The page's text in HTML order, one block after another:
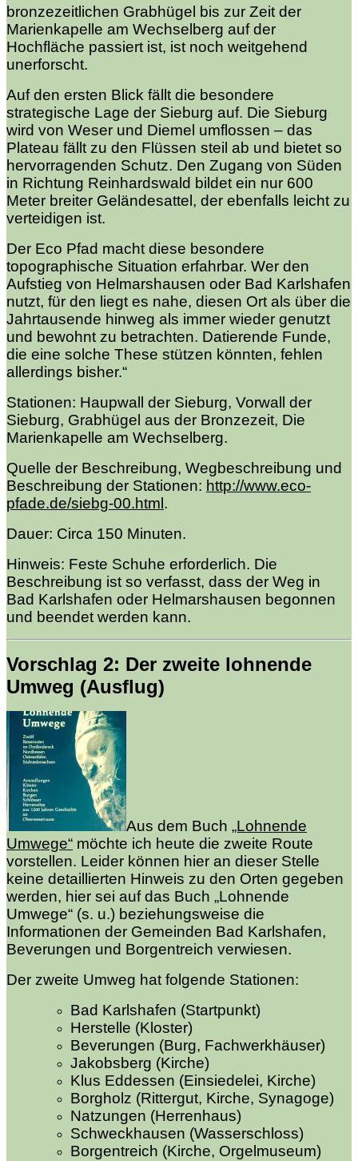
bronzezeitlichen Grabhügel bis zur Zeit der
Marienkapelle am Wechselberg auf der
Hochfläche passiert ist, ist noch weitgehend
unerforscht.
Auf den ersten Blick fällt die besondere
strategische Lage der Sieburg auf. Die Sieburg
wird von Weser und Diemel umflossen – das
Plateau fällt zu den Flüssen steil ab und bietet so
hervorragenden Schutz. Den Zugang von Süden
in Richtung Reinhardswald bildet ein nur 600
Meter breiter Geländesattel, der ebenfalls leicht zu
verteidigen ist.
Der Eco Pfad macht diese besondere
topographische Situation erfahrbar. Wer den
Aufstieg von Helmarshausen oder Bad Karlshafen
nutzt, für den liegt es nahe, diesen Ort als über die
Jahrtausende hinweg als immer wieder genutzt
und bewohnt zu betrachten. Datierende Funde,
die eine solche These stützen könnten, fehlen
allerdings bisher.“
Stationen: Haupwall der Sieburg, Vorwall der
Sieburg, Grabhügel aus der Bronzezeit, Die
Marienkapelle am Wechselberg.
Quelle der Beschreibung, Wegbeschreibung und
Beschreibung der Stationen: http://www.eco-
pfade.de/siebg-00.html .
Dauer: Circa 150 Minuten.
Hinweis: Feste Schuhe erforderlich. Die
Beschreibung ist so verfasst, dass der Weg in
Bad Karlshafen oder Helmarshausen begonnen
und beendet werden kann.
Vorschlag 2: Der zweite lohnende
Umweg (Ausflug)
Aus dem Buch „Lohnende
Umwege“ möchte ich heute die zweite Route
vorstellen. Leider können hier an dieser Stelle
keine detaillierten Hinweis zu den Orten gegeben
werden, hier sei auf das Buch „Lohnende
Umwege“ (s. u.) beziehungsweise die
Informationen der Gemeinden Bad Karlshafen,
Beverungen und Borgentreich verwiesen.
Der zweite Umweg hat folgende Stationen:
Bad Karlshafen (Startpunkt)
Herstelle (Kloster)
Beverungen (Burg, Fachwerkhäuser)
Jakobsberg (Kirche)
Klus Eddessen (Einsiedelei, Kirche)
Borgholz (Rittergut, Kirche, Synagoge)
Natzungen (Herrenhaus)
Schweckhausen (Wasserschloss)
Borgentreich (Kirche, Orgelmuseum)